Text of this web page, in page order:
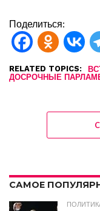
Поделиться:
RELATED TOPICS:
ДОСРОЧНЫЕ
САМОЕ